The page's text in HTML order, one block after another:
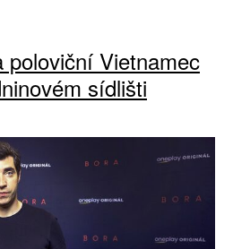
poloviční Vietnamec
sídlišti